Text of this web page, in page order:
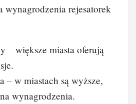
wynagrodzenia rejesatorek
– większe miasta oferują
– w miastach są wyższe,
wynagrodzenia.